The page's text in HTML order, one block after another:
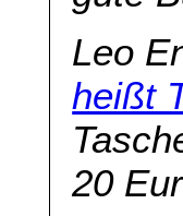
Leo
heißt
20